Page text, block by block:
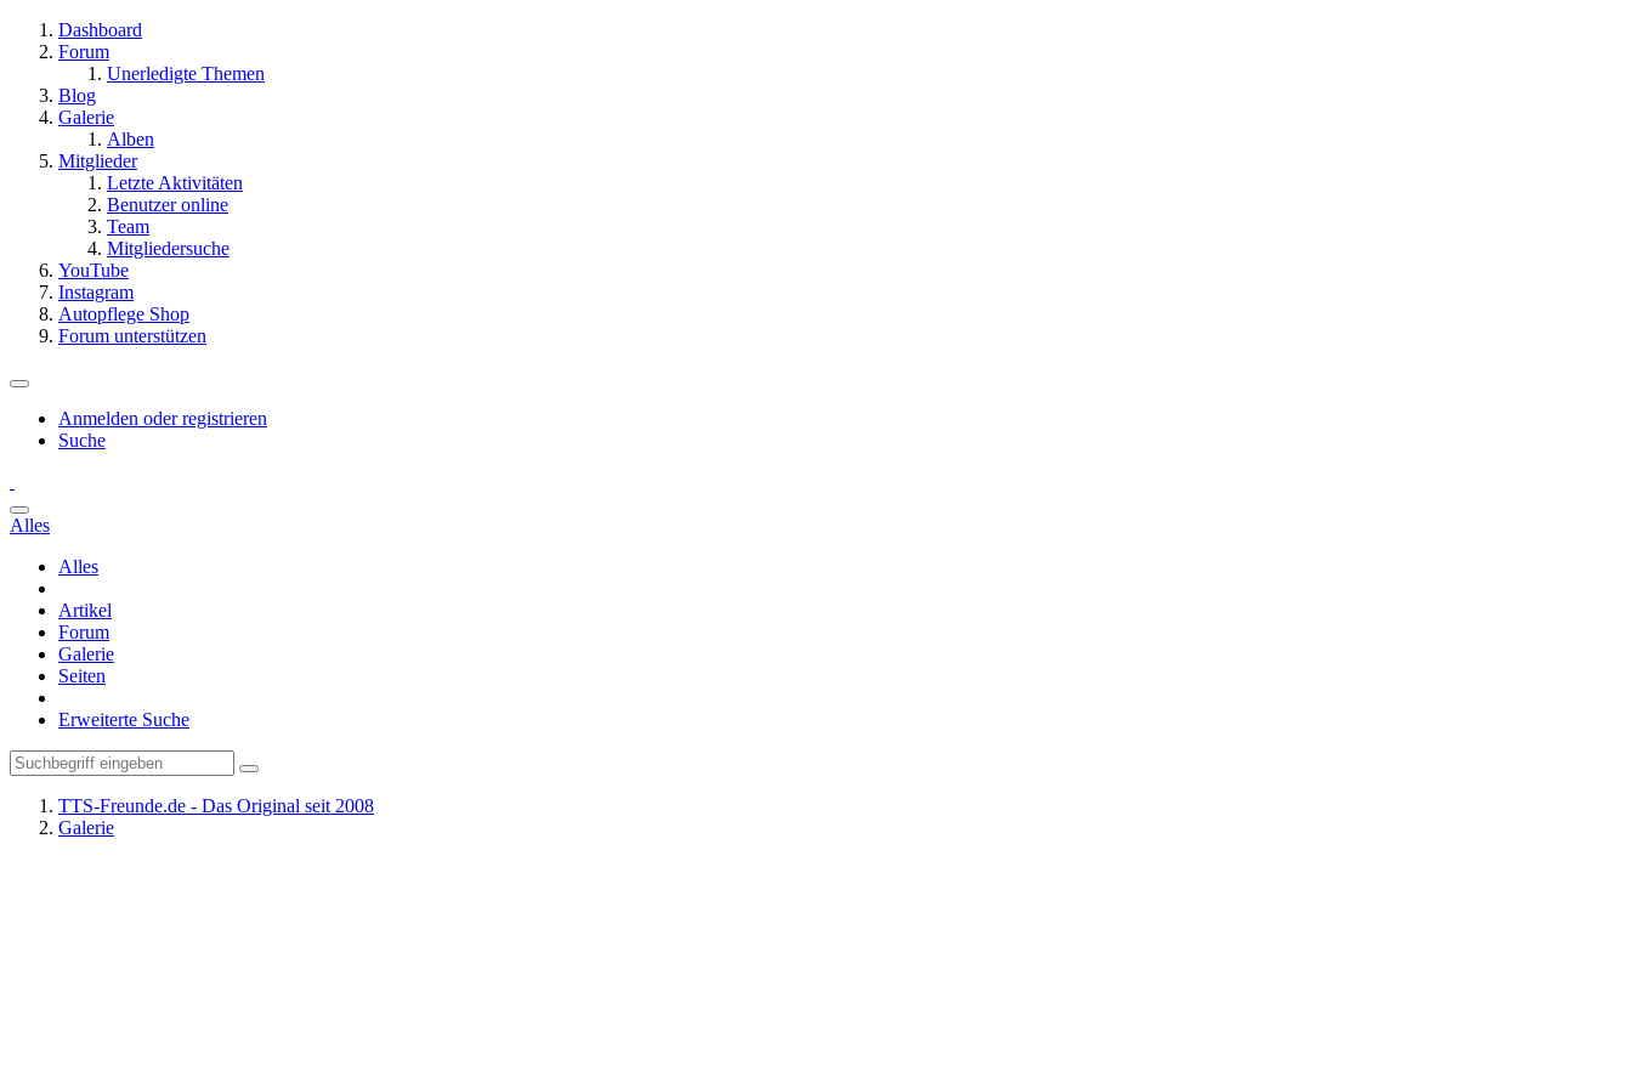
Dashboard
Forum
Unerledigte Themen
Blog
Galerie
Alben
Mitglieder
Letzte Aktivitäten
Benutzer online
Team
Mitgliedersuche
YouTube
Instagram
Autopflege Shop
Forum unterstützen
Anmelden oder registrieren
Suche
Alles
Alles
Artikel
Forum
Galerie
Seiten
Erweiterte Suche
TTS-Freunde.de - Das Original seit 2008
Galerie